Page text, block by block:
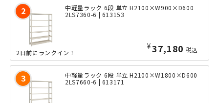
中軽量ラック 6段 単立 H2100×W900×D600
2LS7360-6 | 613153
¥37,180 税込
2日前にランクイン！
中軽量ラック 6段 単立 H2100×W1800×D600
2LS7660-6 | 613171